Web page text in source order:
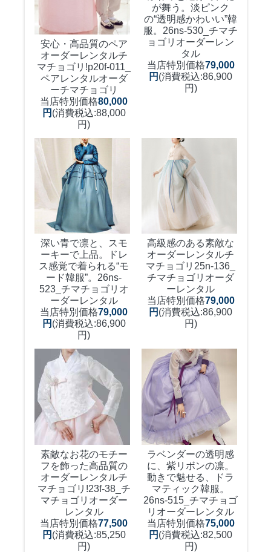
安心・高品質のペア
オーダーレンタルチ
マチョゴリ!p20f-011_
ペアレンタルオーダ
ーチマチョゴリ
当店特別価格80,000
円 (消費税込:88,000
円)
が舞う。淡ピンク
の“透明感かわいい”韓
服。 26ns-530_チマチ
ョゴリオーダーレン
タル
当店特別価格79,000
円 (消費税込:86,900
円)
深い青で凛と、スモ
ーキーで上品。ドレ
ス感覚で着られる“モ
ード韓服”。 26ns-
523_チマチョゴリオ
ーダーレンタル
当店特別価格79,000
円 (消費税込:86,900
円)
高級感のある素敵な
オーダーレンタルチ
マチョゴリ 25n-136_
チマチョゴリオーダ
ーレンタル
当店特別価格79,000
円 (消費税込:86,900
円)
素敵なお花のモチー
フを飾った高品質の
オーダーレンタルチ
マチョゴリ!23f-38_チ
マチョゴリオーダー
レンタル
当店特別価格77,500
円 (消費税込:85,250
円)
ラベンダーの透明感
に、紫リボンの凛。
動きで魅せる、ドラ
マティック韓服。
26ns-515_チマチョゴ
リオーダーレンタル
当店特別価格75,000
円 (消費税込:82,500
円)